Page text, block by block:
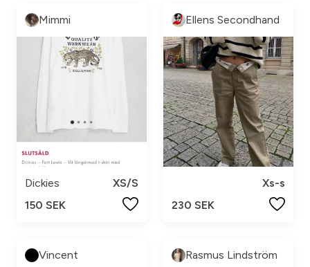
Mimmi
Dickies
XS/S
150 SEK
Ellens Secondhand
Xs-s
230 SEK
Vincent Rasmus Lindström